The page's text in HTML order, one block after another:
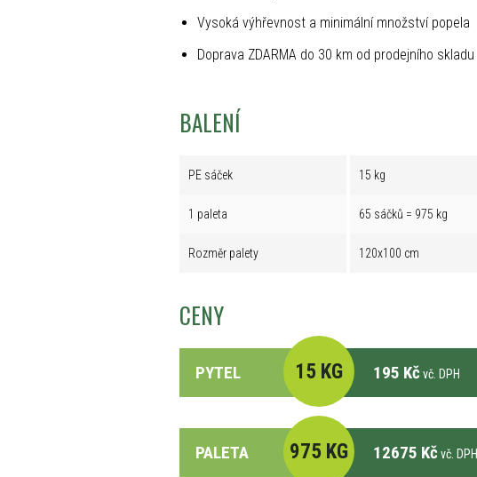
Vysoká výhřevnost a minimální množství popela
Doprava ZDARMA do 30 km od prodejního skladu
BALENÍ
PE sáček 15 kg
1 paleta 65 sáčků = 975 kg
Rozměr palety 120x100 cm
CENY
PYTEL 15 KG 195 Kč vč. DPH
PALETA 975 KG 12675 Kč vč. DPH